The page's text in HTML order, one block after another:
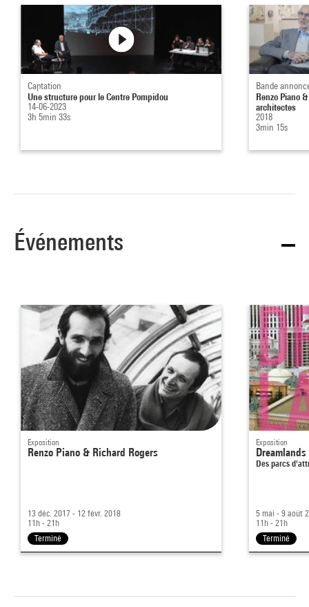
Captation
Une structure pour le Centre Pompidou
14-06-2023
3h 5min 33s
Bande
Renzo Piano
architectes
2018
3min 15s
Événements
Exposition
Renzo Piano & Richard Rogers
13 déc. 2017 - 12 févr. 2018
11h - 21h
Terminé
Exposition
Dreamlands
Des parcs
5 mai - 9 août
11h - 21h
Terminé